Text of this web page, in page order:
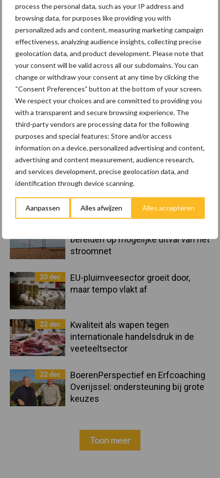
process the personal data, such as your IP address and
browsing data, for purposes like providing you with
personalized ads and content, measuring marketing campaign
effectiveness, analyzing audience insights, collecting precise
geolocation data, and product development. Please note that
your consent will be valid across all our subdomains. You can
change or withdraw your consent at any time by clicking the
“Consent Preferences” button at the bottom of your screen.
We respect your choices and are committed to providing you
with a transparent and secure browsing experience. The
third-party vendors are processing data for the following
purposes and special features: Store and/or access
information on a device, personalized advertising and content,
advertising and content measurement, audience research,
and services development, precise geolocation data, and
identification through device scanning.
Aanpassen Alles afwijzen Alles accepteren
Primaire
Sidebar
Recent nieuws Partner nieuws
8 jan
Belastingdienst publiceert
bereiden op mogelijke uitval van het
stroomnet
23 dec
EU-pluimveesector groeit door,
maar tempo vlakt af
22 dec
Kwaliteit als wapen tegen
internationale handelsdruk in de
veeteeltsector
22 dec
BoerenPerspectief en Erfcoaching
Overijssel: ondersteuning bij grote
keuzes
Toon meer
Vleeskuikens Vermeerdering
Toon meer